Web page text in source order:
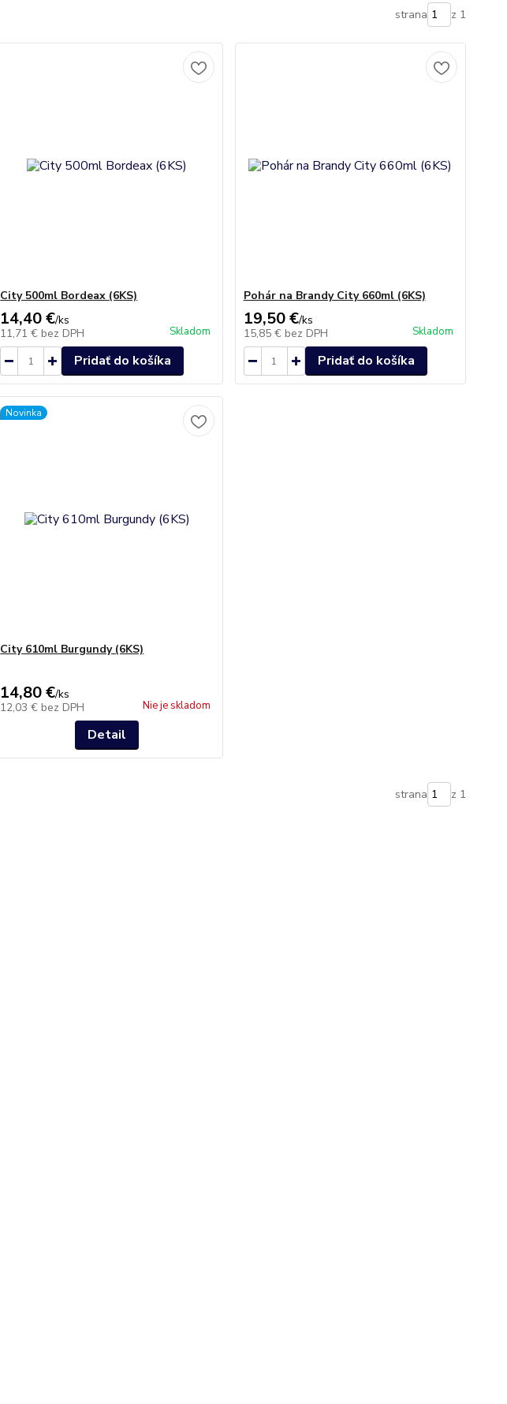
strana z 1
City 500ml Bordeax (6KS)
14,40 €/ks
11,71 € bez DPH Skladom
Pridať do košíka
Pohár na Brandy City 660ml (6KS)
19,50 €/ks
15,85 € bez DPH Skladom
Pridať do košíka
Novinka
City 610ml Burgundy (6KS)
14,80 €/ks
12,03 € bez DPH Nie je skladom
Detail
strana z 1